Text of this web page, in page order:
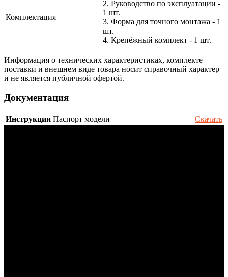
Комплектация
2. Руководство по эксплуатации -
1 шт.
3. Форма для точного монтажа - 1
шт.
4. Крепёжный комплект - 1 шт.
Информация о технических характеристиках, комплекте
поставки и внешнем виде товара носит справочный характер
и не является публичной офертой.
Документация
Инструкции Паспорт модели Скачать